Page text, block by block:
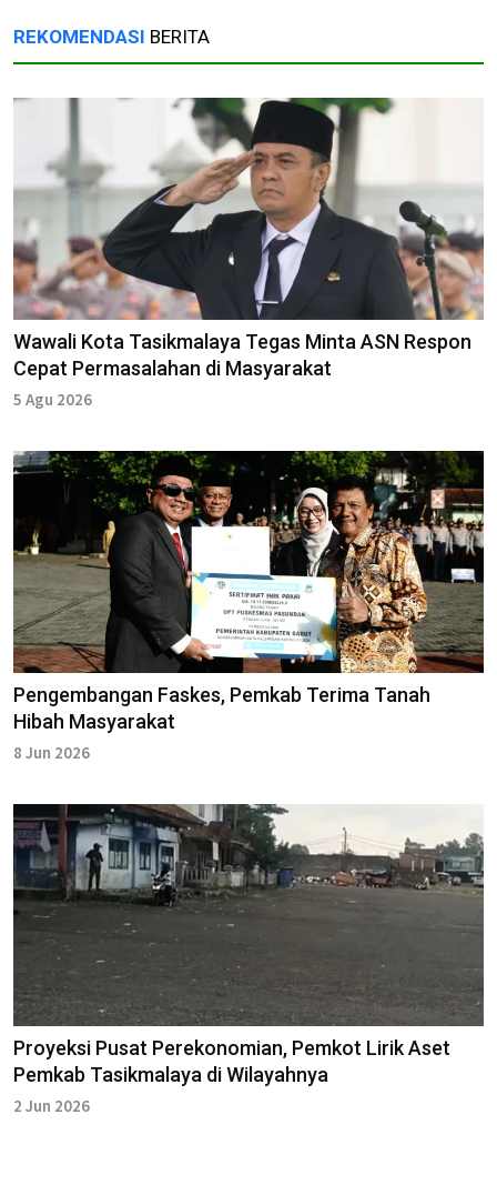
REKOMENDASI BERITA
Wawali Kota Tasikmalaya Tegas Minta ASN Respon
Cepat Permasalahan di Masyarakat
5 Agu 2026
Pengembangan Faskes, Pemkab Terima Tanah
Hibah Masyarakat
8 Jun 2026
Proyeksi Pusat Perekonomian, Pemkot Lirik Aset
Pemkab Tasikmalaya di Wilayahnya
2 Jun 2026